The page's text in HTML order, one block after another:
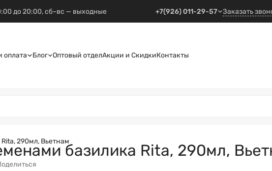
до 20:00, сб–вс — выходные +7(926) 011-29-57 Заказать
оплата Блог Оптовый отделАкции и СкидкиКонтакты
290мл, Вьетнамбазилика Rita, 290мл,